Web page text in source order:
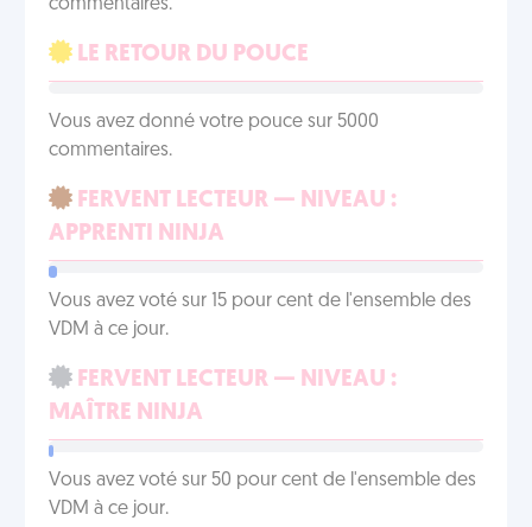
commentaires.
LE RETOUR DU POUCE
Vous avez donné votre pouce sur 5000
commentaires.
FERVENT LECTEUR — NIVEAU :
APPRENTI NINJA
Vous avez voté sur 15 pour cent de l'ensemble des
VDM à ce jour.
FERVENT LECTEUR — NIVEAU :
MAÎTRE NINJA
Vous avez voté sur 50 pour cent de l'ensemble des
VDM à ce jour.